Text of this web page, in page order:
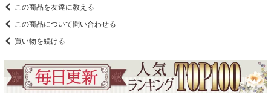
この商品を友達に教える
この商品について問い合わせる
買い物を続ける